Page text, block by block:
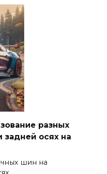
разных
осях на
шин на